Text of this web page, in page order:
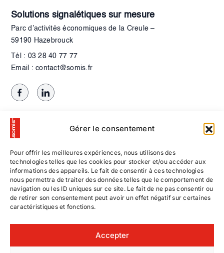
Gérer le consentement
Pour offrir les meilleures expériences, nous utilisons des
technologies telles que les cookies pour stocker et/ou accéder aux
informations des appareils. Le fait de consentir à ces technologies
nous permettra de traiter des données telles que le comportement de
navigation ou les ID uniques sur ce site. Le fait de ne pas consentir ou
de retirer son consentement peut avoir un effet négatif sur certaines
caractéristiques et fonctions.
Accepter
Solutions signalétiques sur mesure
Parc d’activités économiques de la Creule –
59190 Hazebrouck
Tél : 03 28 40 77 77
Email : contact@somis.fr
Contactez-nous